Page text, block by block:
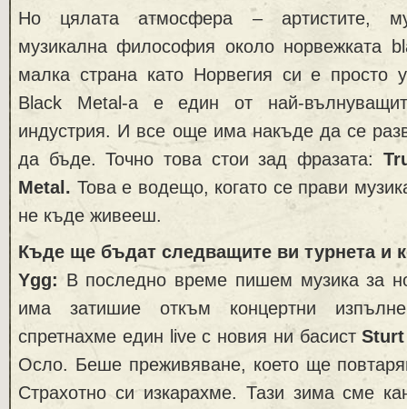
Но цялата атмосфера – артистите,
музикална философия около норвежката
малка страна като Норвегия си е просто
Black Metal-a е един от най-
индустрия. И все още има накъде да се
да бъде. Точно това стои зад фразата:
Metal. Това е водещо, когато се прави
не къде живееш.
Къде ще бъдат следващите ви турнета и
Ygg: В последно време пишем музика за
има затишие откъм концертни
спретнахме един live с новия ни басистSturt
Осло. Беше преживяване, което ще
Страхотно си изкарахме. Тази зима сме